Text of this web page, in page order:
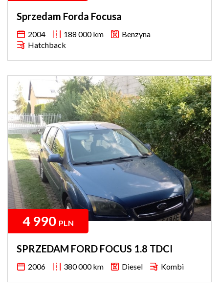
Sprzedam Forda Focusa
2004 188 000 km
Benzyna
Hatchback
4 990 PLN
SPRZEDAM FORD FOCUS 1.8 TDCI
2006 380 000 km Diesel Kombi